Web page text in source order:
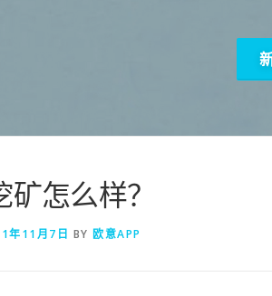
怎么样？
年11月7日 BY 欧意APP